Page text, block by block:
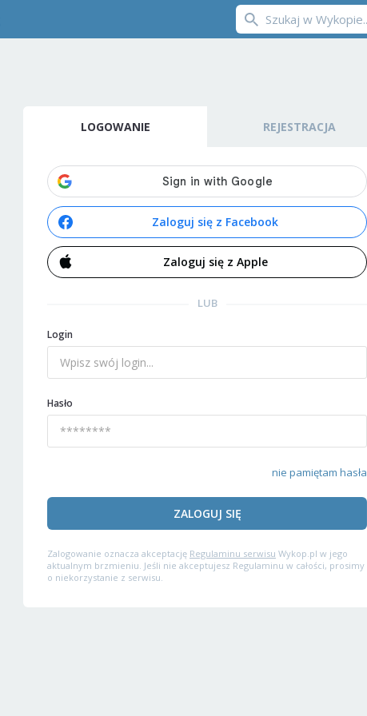
LOGOWANIE REJESTRACJA
Zaloguj się z Facebook
Zaloguj się z Apple
LUB
Login
Hasło
nie pamiętam hasła
ZALOGUJ SIĘ
Zalogowanie oznacza akceptację Regulaminu serwisu Wykop.pl w jego
aktualnym brzmieniu. Jeśli nie akceptujesz Regulaminu w całości, prosimy
o niekorzystanie z serwisu.